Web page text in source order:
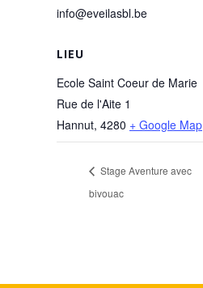
LIEU
Ecole Saint Coeur de Marie
Rue de l'Aite 1
Hannut, 4280 + Google Map
info@eveilasbl.be
Stage Aventure avec
bivouac